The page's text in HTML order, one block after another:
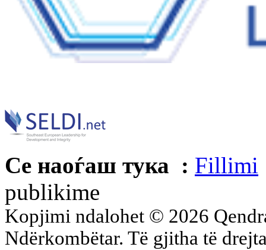
Се наоѓаш тука : Fillimi
publikime
Kopjimi ndalohet © 2026
Ndërkombëtar. Të gjitha të